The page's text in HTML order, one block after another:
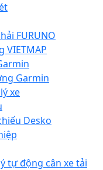
FURUNO
VIETMAP
Garmin
xe
Desko
tự động cân xe tải